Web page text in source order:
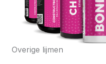
Overige lijmen